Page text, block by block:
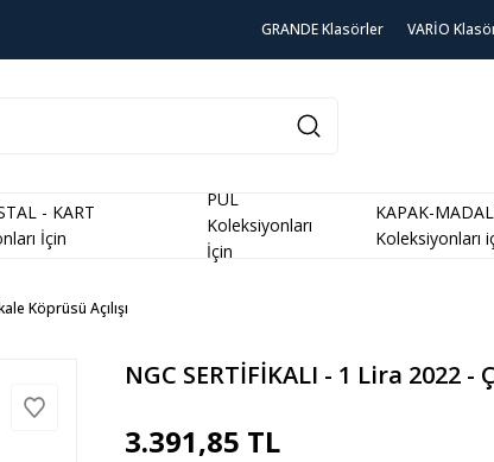
GRANDE Klasörler VARİO
- KART
İçin
PUL
Koleksiyonları
İçin
KAPAK-
Koleksiyonları
Köprüsü Açılışı
NGC SERTİFİKALI - 1 Lira 2022 -
3.391,85 TL